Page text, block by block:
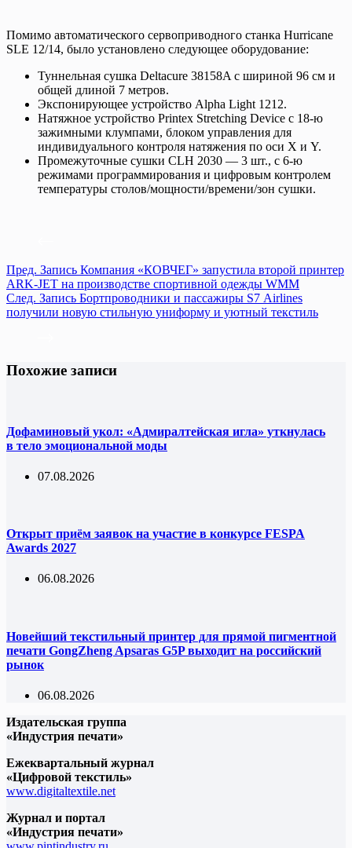
Помимо автоматического сервоприводного станка Hurricane
SLE 12/14, было установлено следующее оборудование:
Туннельная сушка Deltacure 38158A с шириной 96 см и
общей длиной 7 метров.
Экспонирующее устройство Alpha Light 1212.
Натяжное устройство Printex Stretching Device с 18-ю
зажимными клумпами, блоком управления для
индивидуального контроля натяжения по оси X и Y.
Промежуточные сушки CLH 2030 — 3 шт., с 6-ю
режимами программирования и цифровым контролем
температуры столов/мощности/времени/зон сушки.
Пред. Запись Компания «КОВЧЕГ» запустила второй принтер
ARK-JET на производстве спортивной одежды WMM
След. Запись Бортпроводники и пассажиры S7 Airlines
получили новую стильную униформу и уютный текстиль
Похожие записи
Дофаминовый укол: «Адмиралтейская игла» уткнулась
в тело эмоциональной моды
07.08.2026
Открыт приём заявок на участие в конкурсе FESPA
Awards 2027
06.08.2026
Новейший текстильный принтер для прямой пигментной
печати GongZheng Apsaras G5P выходит на российский
рынок
06.08.2026
Издательская группа
«Индустрия печати»
Ежеквартальный журнал
«Цифровой текстиль»
www.digitaltextile.net
Журнал и портал
«Индустрия печати»